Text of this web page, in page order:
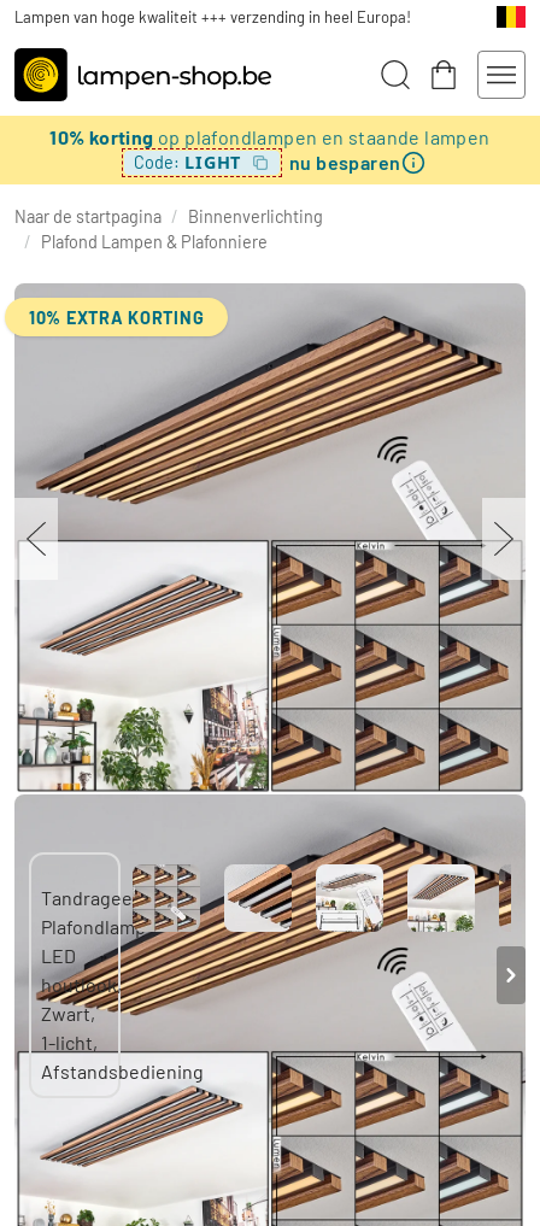
Lampen van hoge kwaliteit +++ verzending in heel Europa!
10% korting op plafondlampen en staande lampen
Code: LIGHT nu besparen
Naar de startpagina / Binnenverlichting
/ Plafond Lampen & Plafonniere
10% EXTRA KORTING
Tandragee Plafondlamp LED houtlook,
Zwart, 1-licht, Afstandsbediening